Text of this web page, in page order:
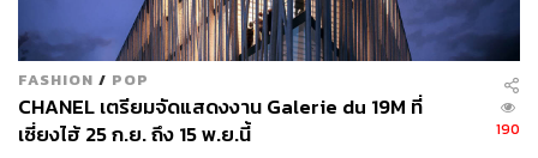
นับเป็นเทศกาลยิ่งใหญ่ที่สุดครั้งหนึ่งของวงการหนังสือ
บ้านเรากับ ‘LIT Fest เทศการหนังสือสนุก ไฟลุกพรึ่บ’ ที่จัดขึ้น
เป็นครั้งแรก เขาบอกไว้ว่า ในงานนี้จะมีอารมณ์ประมาณงาน
สัปดาห์หนังสือแต่งงานกับเทศกาลดนตรี ควบเอาทั้งหนังสือ
ดนตรี ศิลปะ มาไว้ในงานเดียวกัน ซึ่งคุณจะได้พบกับ 30
FASHION / POP
CHANEL เตรียมจัดแสดงงาน Galerie du 19M ที่
เซี่ยงไฮ้ 25 ก.ย. ถึง 15 พ.ย.นี้
190